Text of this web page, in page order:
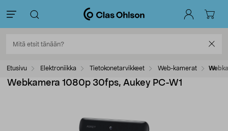
Etusivu Elektroniikka Tietokonetarvikkeet Web-kamerat
Webkamera 1080p 30fps, Aukey PC-W1